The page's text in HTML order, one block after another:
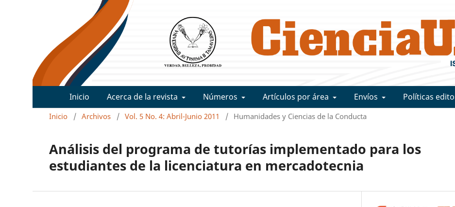
Inicio Acerca de la revista Números Artículos por área Envíos Políticas
Inicio / Archivos / Vol. 5 No. 4: Abril-Junio 2011 / Humanidades y Ciencias de la Conducta
Análisis del programa de tutorías implementado para los
estudiantes de la licenciatura en mercadotecnia